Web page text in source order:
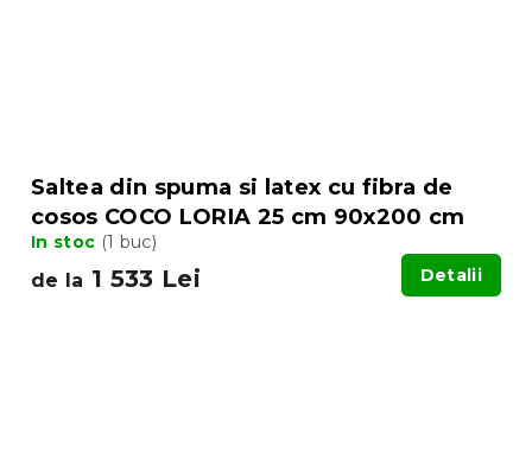
Saltea din spuma si latex cu fibra de
cosos COCO LORIA 25 cm 90x200 cm
In stoc (1 buc)
de la 1 533 Lei Detalii